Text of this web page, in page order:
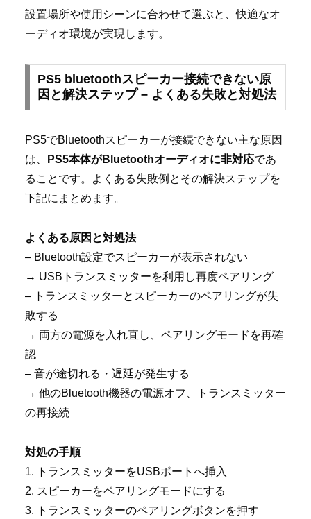
設置場所や使用シーンに合わせて選ぶと、快適なオ
ーディオ環境が実現します。
PS5 bluetoothスピーカー接続できない原
因と解決ステップ – よくある失敗と対処法
PS5でBluetoothスピーカーが接続できない主な原因
は、
PS5本体がBluetoothオーディオに非対応であ
ることです。よくある失敗例とその解決ステップを
下記にまとめます。
よくある原因と対処法
– Bluetooth設定でスピーカーが表示されない
→ USBトランスミッターを利用し再度ペアリング
– トランスミッターとスピーカーのペアリングが失
敗する
→ 両方の電源を入れ直し、ペアリングモードを再確
認
– 音が途切れる・遅延が発生する
→ 他のBluetooth機器の電源オフ、トランスミッター
の再接続
対処の手順
1. トランスミッターをUSBポートへ挿入
2. スピーカーをペアリングモードにする
3. トランスミッターのペアリングボタンを押す